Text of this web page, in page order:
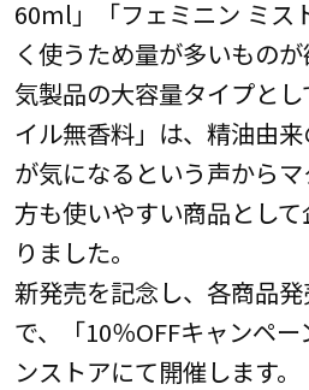
60ml」「フェミニン ミス
く使うため量が多いもの
気製品の大容量タイプと
イル無香料」は、精油由
が気になるという声から
方も使いやすい商品とし
りました。
新発売を記念し、各商品
で、「10％OFFキャンペ
ンストアにて開催します。